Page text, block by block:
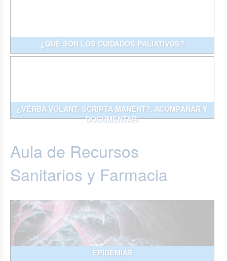
¿QUÉ SON LOS CUIDADOS PALIATIVOS?
¿VERBA VOLANT, SCRIPTA MANENT?. ACOMPAÑAR Y
DOCUMENTAR.
Aula de Recursos
Sanitarios y Farmacia
EPIDEMIAS